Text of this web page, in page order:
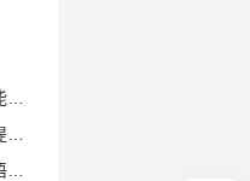
VIPKID 如何培养孩子紧急英语能力？
VIPKID 如何通过餐厅点餐教学提升少儿英语应用能力？
VIPKID 如何用酒店场景革新英语教学？